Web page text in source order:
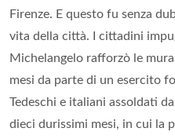
Firenze. E questo fu senza
vita della città. I cittadini
Michelangelo rafforzò le
mesi da parte di un esercito
Tedeschi e italiani assoldati
dieci durissimi mesi, in cui la